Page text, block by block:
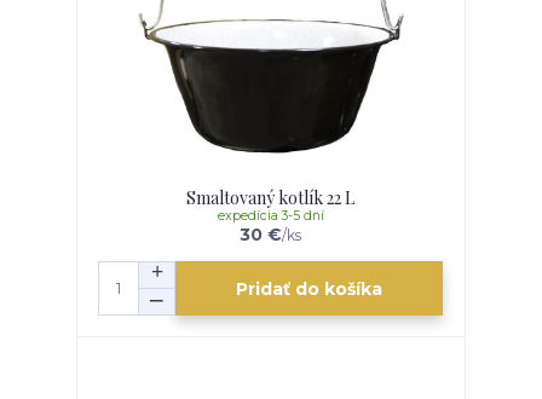
Smaltovaný kotlík 22 L
30 €/ks
expedícia 3-5 dní
Pridať do košíka